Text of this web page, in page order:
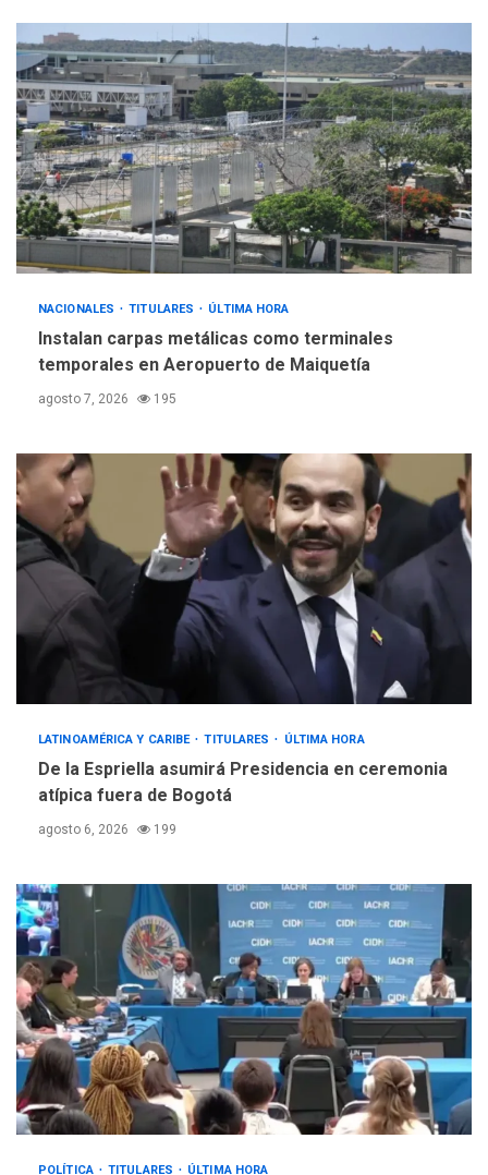
NACIONALES TITULARES ÚLTIMA HORA
Instalan carpas metálicas como terminales
temporales en Aeropuerto de Maiquetía
agosto 7, 2026 195
LATINOAMÉRICA Y CARIBE TITULARES ÚLTIMA HORA
De la Espriella asumirá Presidencia en ceremonia
atípica fuera de Bogotá
agosto 6, 2026 199
POLÍTICA TITULARES ÚLTIMA HORA